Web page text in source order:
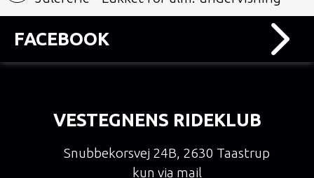
FACEBOOK
VESTEGNENS RIDEKLUB
Snubbekorsvej 24B, 2630 Taastrup
kun via mail